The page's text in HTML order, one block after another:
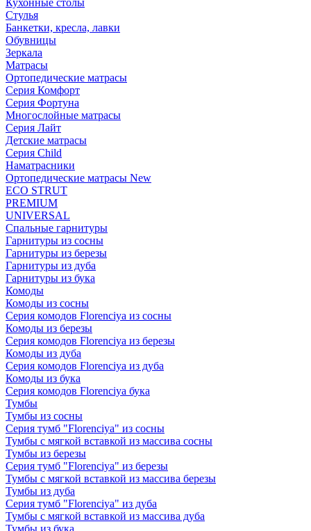
Кухонные столы
Стулья
Банкетки, кресла, лавки
Обувницы
Зеркала
Матрасы
Ортопедические матрасы
Серия Комфорт
Серия Фортуна
Многослойные матрасы
Серия Лайт
Детские матрасы
Серия Child
Наматрасники
Ортопедические матрасы New
ECO STRUT
PREMIUM
UNIVERSAL
Спальные гарнитуры
Гарнитуры из сосны
Гарнитуры из березы
Гарнитуры из дуба
Гарнитуры из бука
Комоды
Комоды из сосны
Серия комодов Florenciya из сосны
Комоды из березы
Серия комодов Florenciya из березы
Комоды из дуба
Серия комодов Florenciya из дуба
Комоды из бука
Серия комодов Florenciya бука
Тумбы
Тумбы из сосны
Серия тумб "Florenciya" из сосны
Тумбы с мягкой вставкой из массива сосны
Тумбы из березы
Серия тумб "Florenciya" из березы
Тумбы с мягкой вставкой из массива березы
Тумбы из дуба
Серия тумб "Florenciya" из дуба
Тумбы с мягкой вставкой из массива дуба
Тумбы из бука